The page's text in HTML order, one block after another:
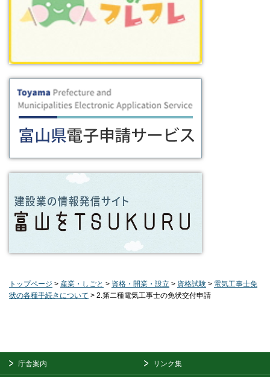
トップページ > 産業・しごと > 資格・開業・設立 > 資格試験 > 電気工事士免
状の各種手続きについて > 2.第二種電気工事士の免状交付申請
庁舎案内 リンク集